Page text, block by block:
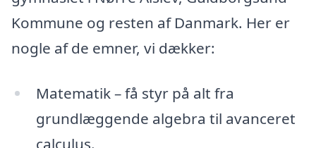
Kommune og resten af Danmark. Her er
nogle af de emner, vi dækker:
Matematik – få styr på alt fra
grundlæggende algebra til avanceret
calculus.